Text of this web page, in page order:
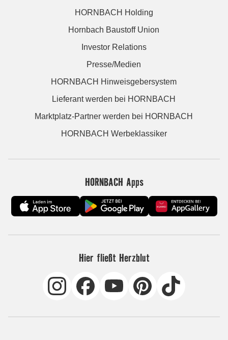
HORNBACH Holding
Hornbach Baustoff Union
Investor Relations
Presse/Medien
HORNBACH Hinweisgebersystem
Lieferant werden bei HORNBACH
Marktplatz-Partner werden bei HORNBACH
HORNBACH Werbeklassiker
HORNBACH Apps
Hier fließt Herzblut